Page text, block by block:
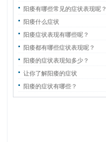
阳痿有哪些常见的症状表现呢？
阳痿什么症状
阳痿症状表现有哪些呢？
阳痿都有哪些症状表现呢？
阳痿的症状表现知多少？
让你了解阳痿的症状
阳痿的症状有哪些？